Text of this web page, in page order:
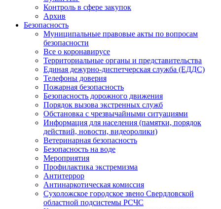
Контроль в сфере закупок
Архив
Безопасность
Муниципальные правовые акты по вопросам
безопасности
Все о коронавирусе
Территориальные органы и представительства
Единая дежурно-диспетчерская служба (ЕДДС)
Телефоны доверия
Пожарная безопасность
Безопасность дорожного движения
Порядок вызова экстренных служб
Обстановка с чрезвычайными ситуациями
Информация для населения (памятки, порядок
действий, новости, видеоролики)
Ветеринарная безопасность
Безопасность на воде
Мероприятия
Профилактика экстремизма
Антитеррор
Антинаркотическая комиссия
Сухоложское городское звено Свердловской
областной подсистемы РСЧС